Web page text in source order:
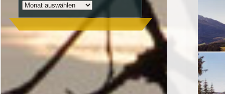
Archiv